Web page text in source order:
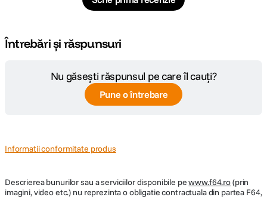
eufy X10 Pro Omni este insotit de o statie All-in-One inteligenta care
automatizeaza complet intretinerea zilnica. Sistemul spala si usuca
pentru urmatoarea sesiune de curatare, reducand semnificativ
interventia utilizatorului si oferind o experienta confortabila si eficienta zi
cu laser
Tehnologia iPath
personalizabil
interzise, limite virtuale si
Atunci cand
Întrebări și răspunsuri
Nu găsești răspunsul pe care îl cauți?
Pune o întrebare
Informatii conformitate produs
Descrierea bunurilor sau a serviciilor disponibile pewww.f64.ro(prin
imagini, video etc.) nu reprezinta o obligatie contractuala din partea F64,